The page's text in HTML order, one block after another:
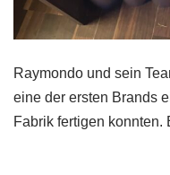
Raymondo und sein
eine der ersten Brands
Fabrik fertigen konnten.